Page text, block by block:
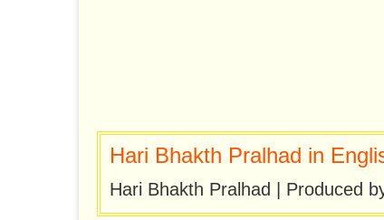
Hari Bhakth Pralhad in
Hari Bhakth Pralhad | Produced